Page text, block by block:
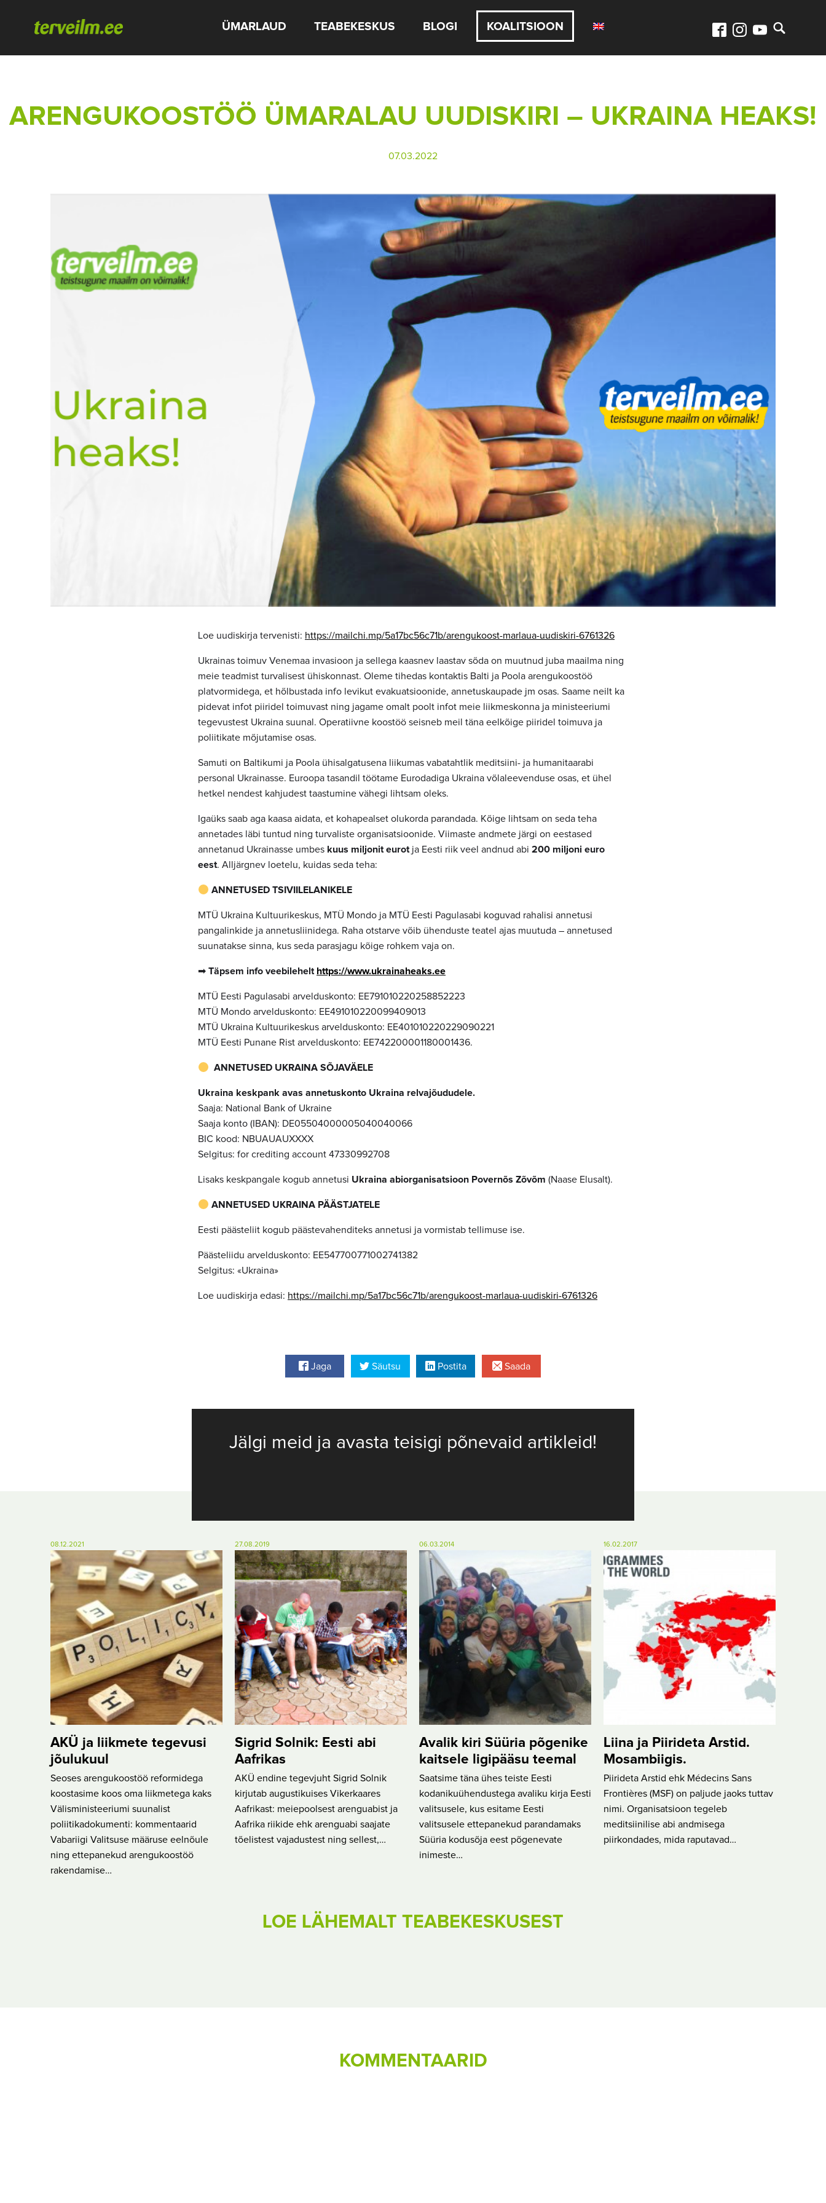
ÜMARLAUD TEABEKESKUS BLOGI KOALITSIOON
ARENGUKOOSTÖÖ ÜMARALAU UUDISKIRI – UKRAINA HEAKS!
07.03.2022
Loe uudiskirja tervenisti: https://mailchi.mp/5a17bc56c71b/arengukoost-marlaua-uudiskiri-6761326
Ukrainas toimuv Venemaa invasioon ja sellega kaasnev laastav sõda on muutnud juba maailma ning
meie teadmist turvalisest ühiskonnast. Oleme tihedas kontaktis Balti ja Poola arengukoostöö
platvormidega, et hõlbustada info levikut evakuatsioonide, annetuskaupade jm osas. Saame neilt ka
pidevat infot piiridel toimuvast ning jagame omalt poolt infot meie liikmeskonna ja ministeeriumi
tegevustest Ukraina suunal. Operatiivne koostöö seisneb meil täna eelkõige piiridel toimuva ja
poliitikate mõjutamise osas.
Samuti on Baltikumi ja Poola ühisalgatusena liikumas vabatahtlik meditsiini- ja humanitaarabi
personal Ukrainasse. Euroopa tasandil töötame Eurodadiga Ukraina võlaleevenduse osas, et ühel
hetkel nendest kahjudest taastumine vähegi lihtsam oleks.
Igaüks saab aga kaasa aidata, et kohapealset olukorda parandada. Kõige lihtsam on seda teha
annetades läbi tuntud ning turvaliste organisatsioonide. Viimaste andmete järgi on eestased
annetanud Ukrainasse umbes kuus miljonit eurot ja Eesti riik veel andnud abi 200 miljoni euro
eest. Alljärgnev loetelu, kuidas seda teha:
ANNETUSED TSIVIILELANIKELE
MTÜ Ukraina Kultuurikeskus, MTÜ Mondo ja MTÜ Eesti Pagulasabi koguvad rahalisi annetusi
pangalinkide ja annetusliinidega. Raha otstarve võib ühenduste teatel ajas muutuda – annetused
suunatakse sinna, kus seda parasjagu kõige rohkem vaja on.
➡︎ Täpsem info veebilehelt https://www.ukrainaheaks.ee
MTÜ Eesti Pagulasabi arvelduskonto: EE791010220258852223
MTÜ Mondo arvelduskonto: EE491010220099409013
MTÜ Ukraina Kultuurikeskus arvelduskonto: EE401010220229090221
MTÜ Eesti Punane Rist arvelduskonto: EE742200001180001436.
ANNETUSED UKRAINA SÕJAVÄELE
Ukraina keskpank avas annetuskonto Ukraina relvajõududele.
Saaja: National Bank of Ukraine
Saaja konto (IBAN): DE05504000005040040066
BIC kood: NBUAUAUXXXX
Selgitus: for crediting account 47330992708
Lisaks keskpangale kogub annetusi Ukraina abiorganisatsioon Povernõs Zõvõm (Naase Elusalt).
ANNETUSED UKRAINA PÄÄSTJATELE
Eesti päästeliit kogub päästevahenditeks annetusi ja vormistab tellimuse ise.
Päästeliidu arvelduskonto: EE547700771002741382
Selgitus: «Ukraina»
Loe uudiskirja edasi: https://mailchi.mp/5a17bc56c71b/arengukoost-marlaua-uudiskiri-6761326
Jaga Säutsu Postita Saada
Jälgi meid ja avasta teisigi põnevaid artikleid!
08.12.2021
AKÜ ja liikmete tegevusi
jõulukuul
Seoses arengukoostöö reformidega
koostasime koos oma liikmetega kaks
Välisministeeriumi suunalist
poliitikadokumenti: kommentaarid
Vabariigi Valitsuse määruse eelnõule
ning ettepanekud arengukoostöö
rakendamise…
27.08.2019
Sigrid Solnik: Eesti abi
Aafrikas
AKÜ endine tegevjuht Sigrid Solnik
kirjutab augustikuises Vikerkaares
Aafrikast: meiepoolsest arenguabist ja
Aafrika riikide ehk arenguabi saajate
tõelistest vajadustest ning sellest,…
06.03.2014
Avalik kiri Süüria põgenike
kaitsele ligipääsu teemal
Saatsime täna ühes teiste Eesti
kodanikuühendustega avaliku kirja Eesti
valitsusele, kus esitame Eesti
valitsusele ettepanekud parandamaks
Süüria kodusõja eest põgenevate
inimeste…
16.02.2017
Liina ja Piirideta Arstid.
Mosambiigis.
Piirideta Arstid ehk Médecins Sans
Frontières (MSF) on paljude jaoks tuttav
nimi. Organisatsioon tegeleb
meditsiinilise abi andmisega
piirkondades, mida raputavad…
LOE LÄHEMALT TEABEKESKUSEST
KOMMENTAARID